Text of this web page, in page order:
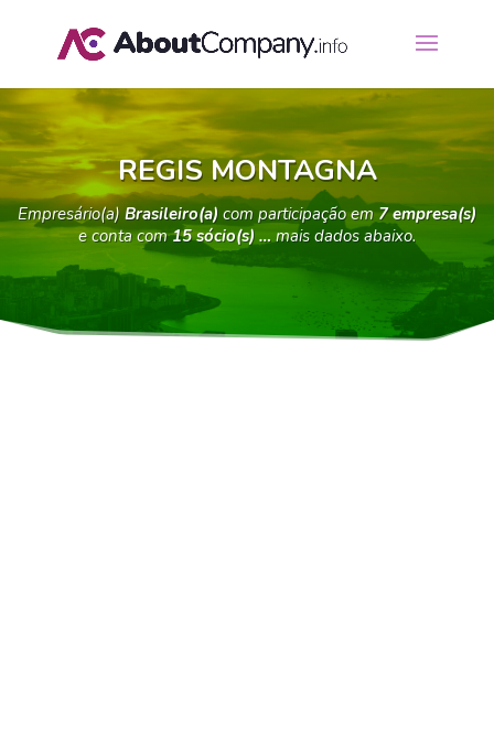
REGIS MONTAGNA
Empresário(a)Brasileiro(a) com participação em7 empresa(s)
e conta com15 sócio(s) …mais dados abaixo.